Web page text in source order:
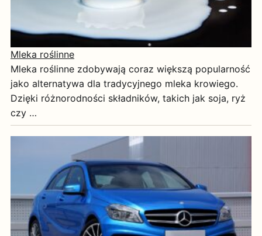
Mleka roślinne
Mleka roślinne zdobywają coraz większą popularność
jako alternatywa dla tradycyjnego mleka krowiego.
Dzięki różnorodności składników, takich jak soja, ryż
czy …